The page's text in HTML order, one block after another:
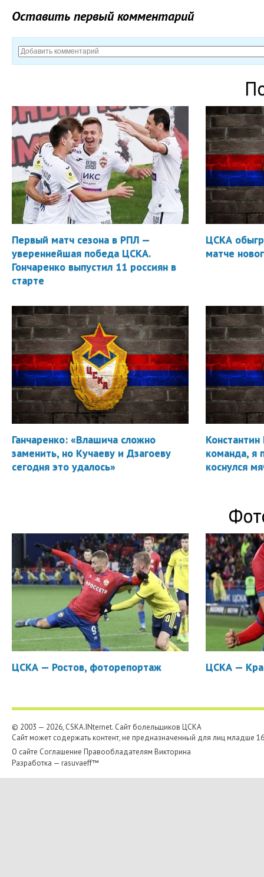
Оставить первый комментарий
Первый матч сезона в РПЛ —
увереннейшая победа ЦСКА.
Гончаренко выпустил 11 россиян в
старте
ЦСКА
матче
Ганчаренко: «Влашича сложно
заменить, но Кучаеву и Дзагоеву
сегодня это удалось»
Константин
команда, я
коснулся
ЦСКА — Ростов, фоторепортаж ЦСКА —
© 2003 — 2026, CSKA.INternet. Cайт болельщиков ЦСКА
Сайт может содержать контент, не предназначенный для лиц младше
О сайте Соглашение Правообладателям Викторина
Разработка — rasuvaeff™